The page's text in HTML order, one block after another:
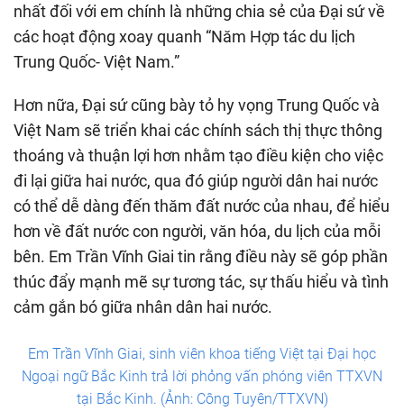
nhất đối với em chính là những chia sẻ của Đại sứ về
các hoạt động xoay quanh “Năm Hợp tác du lịch
Trung Quốc- Việt Nam.”
Hơn nữa, Đại sứ cũng bày tỏ hy vọng Trung Quốc và
Việt Nam sẽ triển khai các chính sách thị thực thông
thoáng và thuận lợi hơn nhằm tạo điều kiện cho việc
đi lại giữa hai nước, qua đó giúp người dân hai nước
có thể dễ dàng đến thăm đất nước của nhau, để hiểu
hơn về đất nước con người, văn hóa, du lịch của mỗi
bên. Em Trần Vĩnh Giai tin rằng điều này sẽ góp phần
thúc đẩy mạnh mẽ sự tương tác, sự thấu hiểu và tình
cảm gắn bó giữa nhân dân hai nước.
Em Trần Vĩnh Giai, sinh viên khoa tiếng Việt tại Đại học
Ngoại ngữ Bắc Kinh trả lời phỏng vấn phóng viên TTXVN
tại Bắc Kinh. (Ảnh: Công Tuyên/TTXVN)